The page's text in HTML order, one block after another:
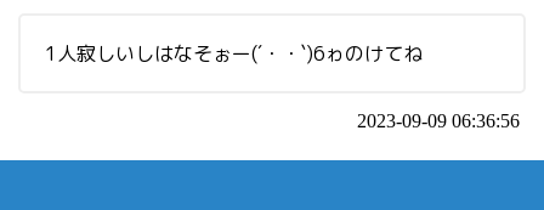
1人寂しいしはなそぉー(´・・`)6ゎのけてね
2023-09-09 06:36:56